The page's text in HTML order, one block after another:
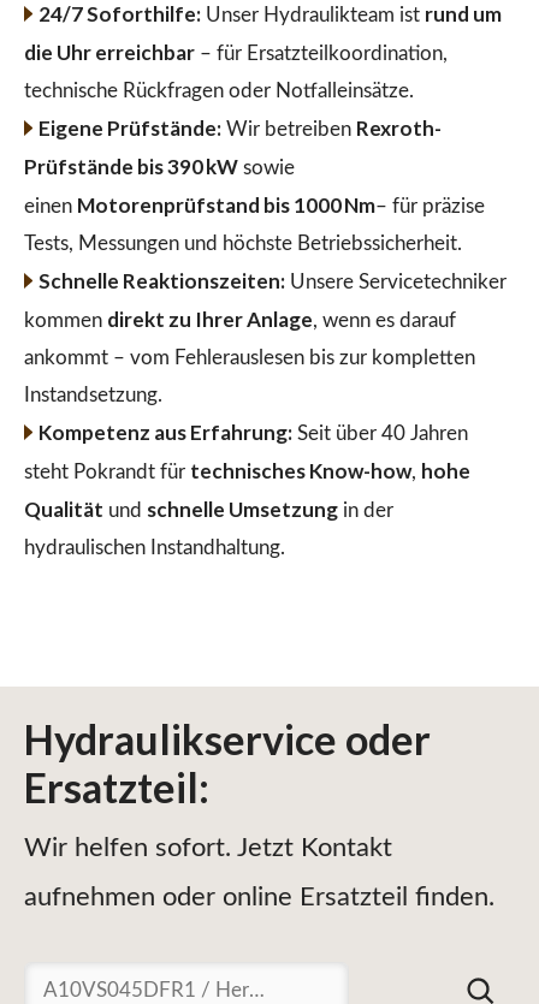
24/7 Soforthilfe:Unser Hydraulikteam ist rund um
die Uhr erreichbar – für Ersatzteilkoordination,
technische Rückfragen oder Notfalleinsätze.
Eigene Prüfstände:Wir betreiben Rexroth-
Prüfstände bis 390 kW sowie
einen Motorenprüfstand bis 1000 Nm– für präzise
Tests, Messungen und höchste Betriebssicherheit.
Schnelle Reaktionszeiten:Unsere Servicetechniker
kommen direkt zu Ihrer Anlage, wenn es darauf
ankommt – vom Fehlerauslesen bis zur kompletten
Instandsetzung.
Kompetenz aus Erfahrung:Seit über 40 Jahren
steht Pokrandt für technisches Know-how, hohe
Qualität und schnelle Umsetzung in der
hydraulischen Instandhaltung.
Hydraulikservice oder
Ersatzteil:
Wir helfen sofort. Jetzt Kontakt
aufnehmen oder online Ersatzteil finden.
Suchen